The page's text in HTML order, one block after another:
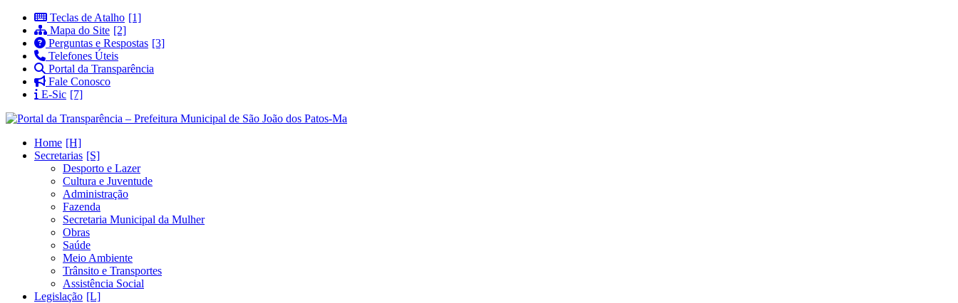
Teclas de Atalho
Mapa do Site
Perguntas e Respostas
Telefones Úteis
Portal da Transparência
Fale Conosco
E-Sic
Home
Secretarias
Desporto e Lazer
Cultura e Juventude
Administração
Fazenda
Secretaria Municipal da Mulher
Obras
Saúde
Meio Ambiente
Trânsito e Transportes
Assistência Social
Legislação